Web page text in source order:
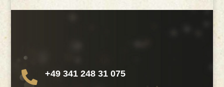
 +49 341 248 31 075